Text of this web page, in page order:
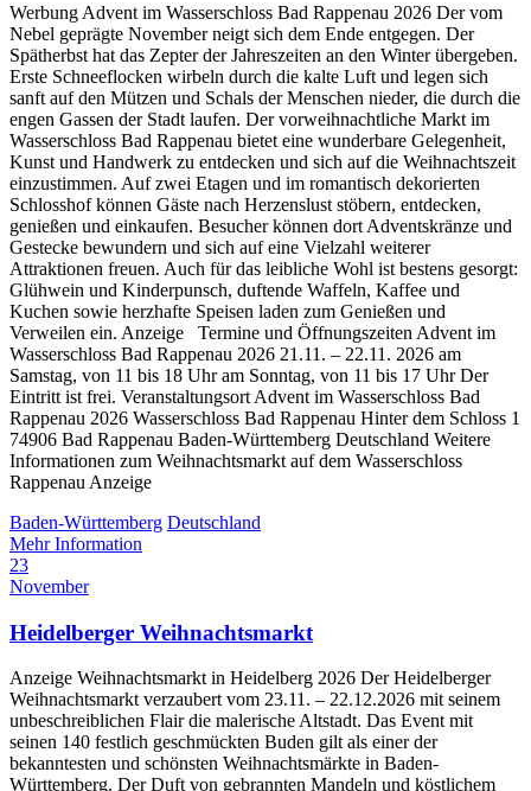
Werbung Advent im Wasserschloss Bad Rappenau 2026 Der vom
Nebel geprägte November neigt sich dem Ende entgegen. Der
Spätherbst hat das Zepter der Jahreszeiten an den Winter übergeben.
Erste Schneeflocken wirbeln durch die kalte Luft und legen sich
sanft auf den Mützen und Schals der Menschen nieder, die durch die
engen Gassen der Stadt laufen. Der vorweihnachtliche Markt im
Wasserschloss Bad Rappenau bietet eine wunderbare Gelegenheit,
Kunst und Handwerk zu entdecken und sich auf die Weihnachtszeit
einzustimmen. Auf zwei Etagen und im romantisch dekorierten
Schlosshof können Gäste nach Herzenslust stöbern, entdecken,
genießen und einkaufen. Besucher können dort Adventskränze und
Gestecke bewundern und sich auf eine Vielzahl weiterer
Attraktionen freuen. Auch für das leibliche Wohl ist bestens gesorgt:
Glühwein und Kinderpunsch, duftende Waffeln, Kaffee und
Kuchen sowie herzhafte Speisen laden zum Genießen und
Verweilen ein. Anzeige Termine und Öffnungszeiten Advent im
Wasserschloss Bad Rappenau 2026 21.11. – 22.11. 2026 am
Samstag, von 11 bis 18 Uhr am Sonntag, von 11 bis 17 Uhr Der
Eintritt ist frei. Veranstaltungsort Advent im Wasserschloss Bad
Rappenau 2026 Wasserschloss Bad Rappenau Hinter dem Schloss 1
74906 Bad Rappenau Baden-Württemberg Deutschland Weitere
Informationen zum Weihnachtsmarkt auf dem Wasserschloss
Rappenau Anzeige
Baden-Württemberg Deutschland
Mehr Information
23
November
Heidelberger Weihnachtsmarkt
Anzeige Weihnachtsmarkt in Heidelberg 2026 Der Heidelberger
Weihnachtsmarkt verzaubert vom 23.11. – 22.12.2026 mit seinem
unbeschreiblichen Flair die malerische Altstadt. Das Event mit
seinen 140 festlich geschmückten Buden gilt als einer der
bekanntesten und schönsten Weihnachtsmärkte in Baden-
Württemberg. Der Duft von gebrannten Mandeln und köstlichem